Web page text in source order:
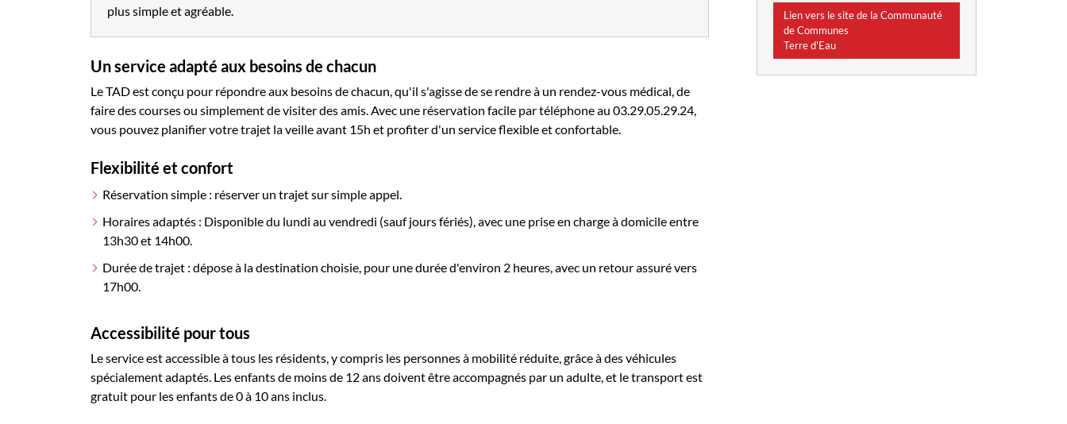
plus simple et agréable.
Un service adapté aux besoins de chacun
Le TAD est conçu pour répondre aux besoins de chacun, qu'il s'agisse de se rendre à un rendez-vous médical, de
faire des courses ou simplement de visiter des amis. Avec une réservation facile par téléphone au 03.29.05.29.24,
vous pouvez planifier votre trajet la veille avant 15h et profiter d'un service flexible et confortable.
Flexibilité et confort
Réservation simple : réserver un trajet sur simple appel.
Horaires adaptés : Disponible du lundi au vendredi (sauf jours fériés), avec une prise en charge à domicile entre
13h30 et 14h00.
Durée de trajet : dépose à la destination choisie, pour une durée d'environ 2 heures, avec un retour assuré vers
17h00.
Accessibilité pour tous
Le service est accessible à tous les résidents, y compris les personnes à mobilité réduite, grâce à des véhicules
spécialement adaptés. Les enfants de moins de 12 ans doivent être accompagnés par un adulte, et le transport est
gratuit pour les enfants de 0 à 10 ans inclus.
Lien vers le site de la Communauté
de Communes
Terre d'Eau